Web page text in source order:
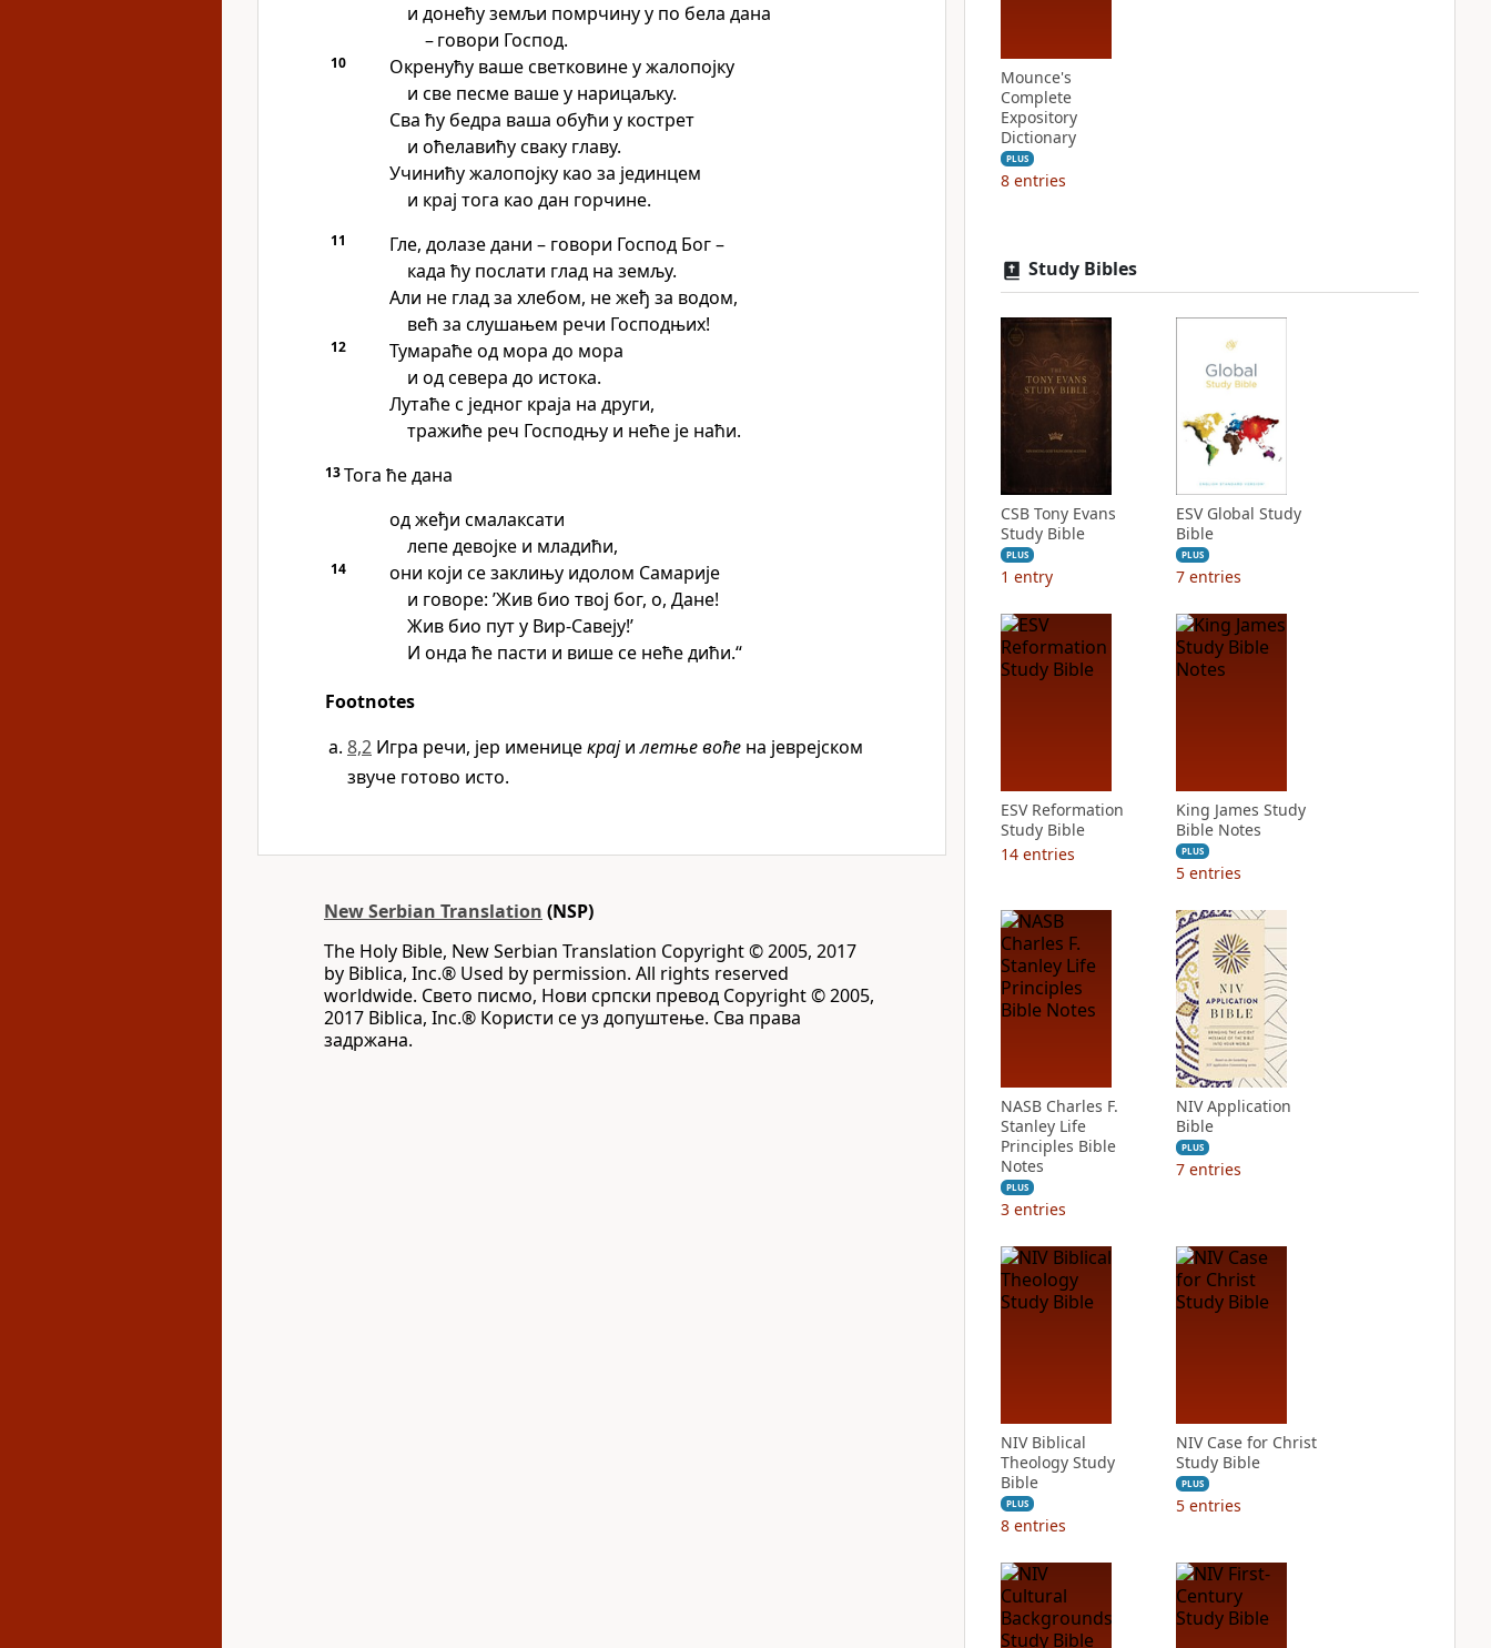
и донећу земљи помрчину у по бела дана
– говори Господ.
10
Окренућу ваше светковине у жалопојку
и све песме ваше у нарицаљку.
Сва ћу бедра ваша обући у кострет
и оћелавићу сваку главу.
Учинићу жалопојку као за јединцем
и крај тога као дан горчине.
11
Гле, долазе дани – говори Господ Бог –
када ћу послати глад на земљу.
Али не глад за хлебом, не жеђ за водом,
већ за слушањем речи Господњих!
12
Тумараће од мора до мора
и од севера до истока.
Лутаће с једног краја на други,
тражиће реч Господњу и неће је наћи.
13Тога ће дана
од жеђи смалаксати
лепе девојке и младићи,
14
они који се заклињу идолом Самарије
и говоре: ’Жив био твој бог, о, Дане!
Жив био пут у Вир-Савеју!’
И онда ће пасти и више се неће дићи.“
Footnotes
8,2 Игра речи, јер именицекрајилетње воће на јеврејском
звуче готово исто.
New Serbian Translation (NSP)
The Holy Bible, New Serbian Translation Copyright © 2005, 2017
by Biblica, Inc.® Used by permission. All rights reserved
worldwide. Свето писмо, Нови српски превод Copyright © 2005,
2017 Biblica, Inc.® Користи се уз допуштење. Сва права
задржана.
Mounce's
Complete
Expository
Dictionary
PLUS
8 entries
Study Bibles
CSB Tony Evans
Study Bible
PLUS
1 entry
ESV Global Study
Bible
PLUS
7 entries
ESV Reformation
Study Bible
14 entries
King James Study
Bible Notes
PLUS
5 entries
NASB Charles F.
Stanley Life
Principles Bible
Notes
PLUS
3 entries
NIV Application
Bible
PLUS
7 entries
NIV Biblical
Theology Study
Bible
PLUS
8 entries
NIV Case for Christ
Study Bible
PLUS
5 entries